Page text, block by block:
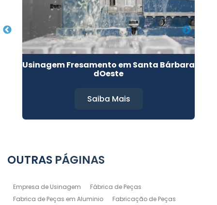
Usinagem Fresamento em Santa Bárbara
dOeste
Saiba Mais
OUTRAS PÁGINAS
Empresa de Usinagem
Fábrica de Peças
Fabrica de Peças em Aluminio
Fabricação de Peças